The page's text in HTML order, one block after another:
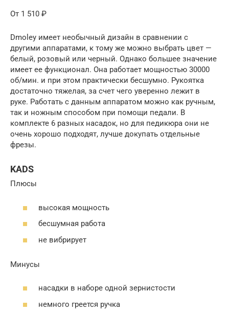
От 1 510 ₽
Dmoley имеет необычный дизайн в сравнении с
другими аппаратами, к тому же можно выбрать цвет —
белый, розовый или черный. Однако большее значение
имеет ее функционал. Она работает мощностью 30000
об/мин. и при этом практически бесшумно. Рукоятка
достаточно тяжелая, за счет чего уверенно лежит в
руке. Работать с данным аппаратом можно как ручным,
так и ножным способом при помощи педали. В
комплекте 6 разных насадок, но для педикюра они не
очень хорошо подходят, лучше докупать отдельные
фрезы.
KADS
Плюсы
высокая мощность
бесшумная работа
не вибрирует
Минусы
насадки в наборе одной зернистости
немного греется ручка